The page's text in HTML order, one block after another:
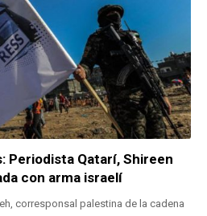
Periodista Qatarí, Shireen
con arma israelí
corresponsal palestina de la cadena